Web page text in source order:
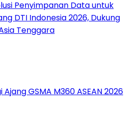
Penyimpanan Data untuk
DTI Indonesia 2026, Dukung
Tenggara
GSMA M360 ASEAN 2026